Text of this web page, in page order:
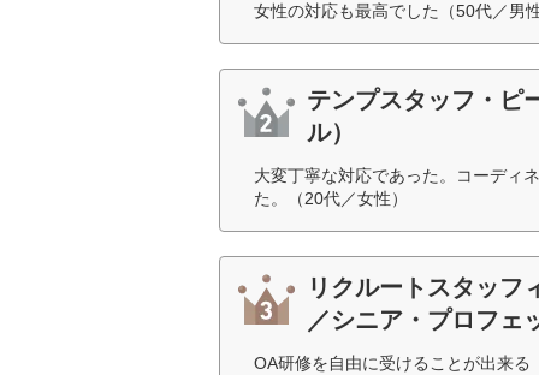
女性の対応も最高でした（50代／男性
テンプスタッフ・ピ
ル）
大変丁寧な対応であった。コーディ
た。（20代／女性）
リクルートスタッフ
／シニア・プロフェ
OA研修を自由に受けることが出来る